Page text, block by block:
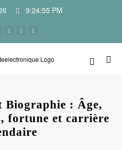
9:24:56 PM
Biographie : Âge,
fortune et carrière